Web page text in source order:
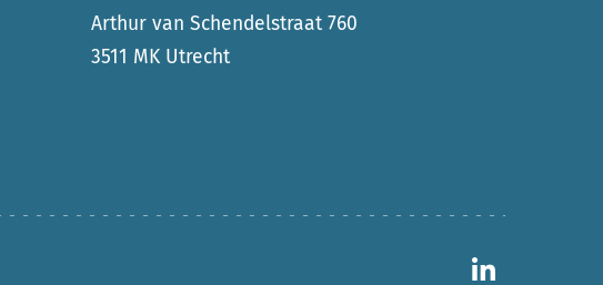
Arthur van Schendelstraat 760
3511 MK Utrecht
Ga naar